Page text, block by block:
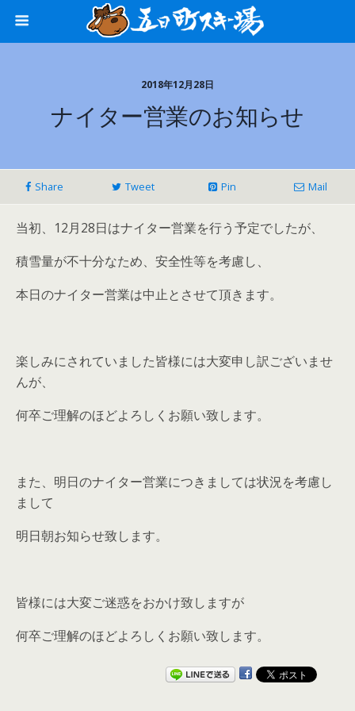
2018年12月28日
ナイター営業のお知らせ
Share Tweet Pin Mail
当初、12月28日はナイター営業を行う予定でしたが、
積雪量が不十分なため、安全性等を考慮し、
本日のナイター営業は中止とさせて頂きます。
楽しみにされていました皆様には大変申し訳ございませ
んが、
何卒ご理解のほどよろしくお願い致します。
また、明日のナイター営業につきましては状況を考慮し
まして
明日朝お知らせ致します。
皆様には大変ご迷惑をおかけ致しますが
何卒ご理解のほどよろしくお願い致します。